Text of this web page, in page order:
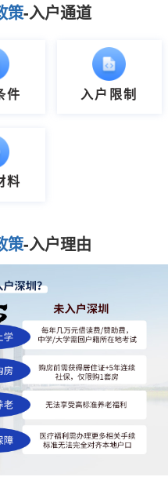
策-入户通道
件 入户限制
料
策-入户理由